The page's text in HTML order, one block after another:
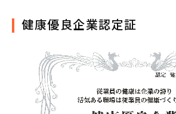
健康優良企業認定証